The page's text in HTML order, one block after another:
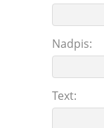
Nadpis:
Text: